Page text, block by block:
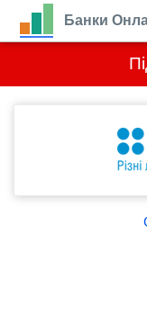
Банки